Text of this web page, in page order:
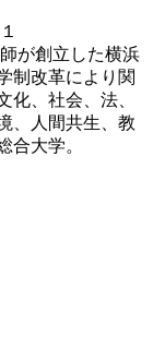
が創立した横浜
制改革により関
化、社会、法、
、人間共生、教
合大学。